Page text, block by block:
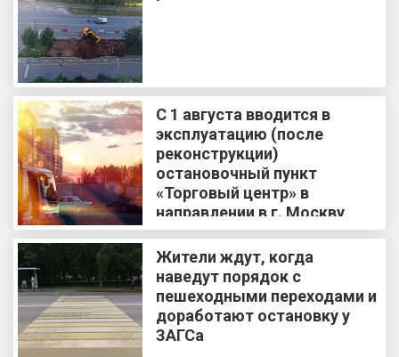
С 1 августа вводится в
эксплуатацию (после
реконструкции)
остановочный пункт
«Торговый центр» в
направлении в г. Москву
Жители ждут, когда
наведут порядок с
пешеходными переходами и
доработают остановку у
ЗАГСа